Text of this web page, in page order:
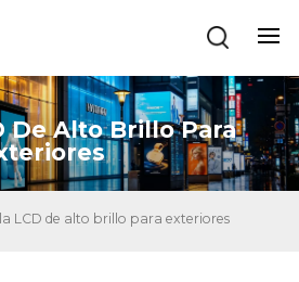
De Alto Brillo Para
LCD de alto brillo para exteriores